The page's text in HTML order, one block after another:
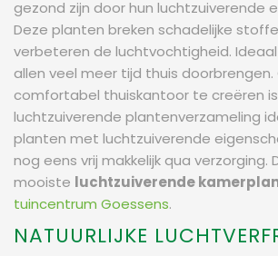
gezond zijn door hun luchtzuiverende
Deze planten breken schadelijke
verbeteren de luchtvochtigheid.
allen veel meer tijd thuis doorbrengen.
comfortabel thuiskantoor te creëren
luchtzuiverende plantenverzameling
planten met luchtzuiverende
nog eens vrij makkelijk qua verzorging.
mooiste luchtzuiverende
tuincentrum Goessens.
NATUURLIJKE